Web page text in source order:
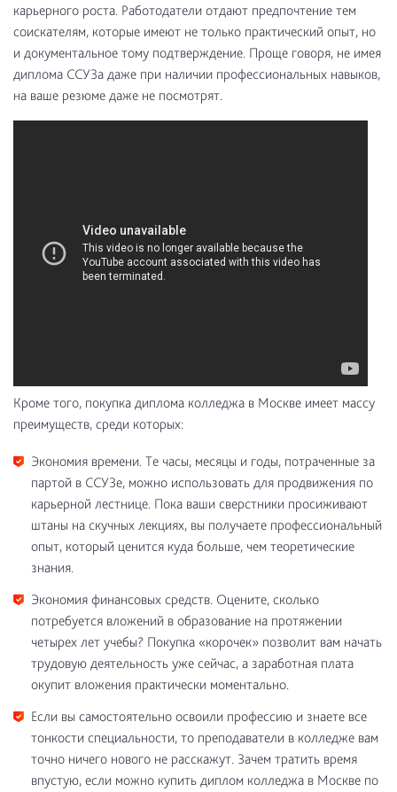
карьерного роста. Работодатели отдают предпочтение тем
соискателям, которые имеют не только практический опыт, но
и документальное тому подтверждение. Проще говоря, не имея
диплома ССУЗа даже при наличии профессиональных навыков,
на ваше резюме даже не посмотрят.
Кроме того, покупка диплома колледжа в Москве имеет массу
преимуществ, среди которых:
Экономия времени. Те часы, месяцы и годы, потраченные за
партой в ССУЗе, можно использовать для продвижения по
карьерной лестнице. Пока ваши сверстники просиживают
штаны на скучных лекциях, вы получаете профессиональный
опыт, который ценится куда больше, чем теоретические
знания.
Экономия финансовых средств. Оцените, сколько
потребуется вложений в образование на протяжении
четырех лет учебы? Покупка «корочек» позволит вам начать
трудовую деятельность уже сейчас, а заработная плата
окупит вложения практически моментально.
Если вы самостоятельно освоили профессию и знаете все
тонкости специальности, то преподаватели в колледже вам
точно ничего нового не расскажут. Зачем тратить время
впустую, если можно купить диплом колледжа в Москве по